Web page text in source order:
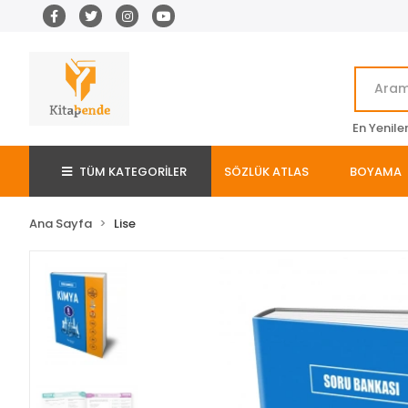
En Yeniler
TÜM KATEGORİLER SÖZLÜK ATLAS BOYAMA
Ana Sayfa Lise